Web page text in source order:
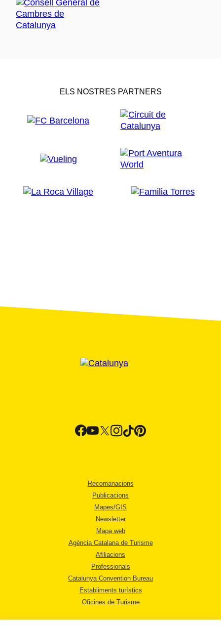
ELS NOSTRES PARTNERS
Recomanacions
Publicacions
Mapes/GIS
Newsletter
Mapa web
Agència Catalana de Turisme
Afiliacions
Professionals
Catalunya Convention Bureau
Establiments turístics
Oficines de Turisme